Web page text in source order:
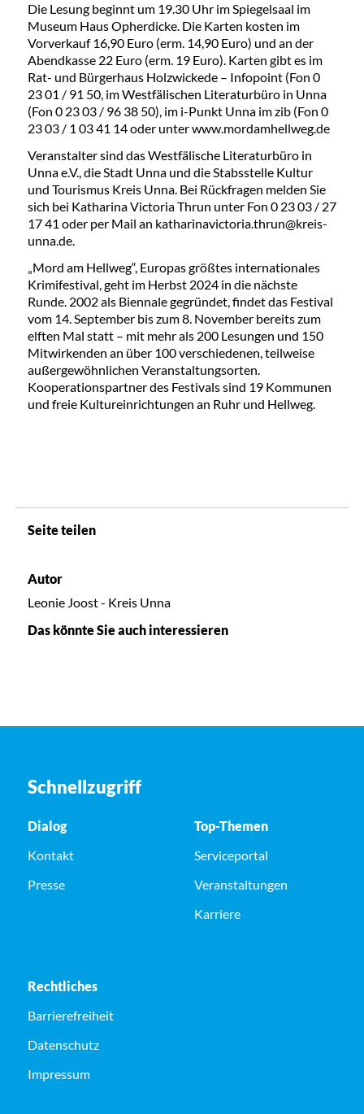
Die Lesung beginnt um 19.30 Uhr im Spiegelsaal im
Museum Haus Opherdicke. Die Karten kosten im
Vorverkauf 16,90 Euro (erm. 14,90 Euro) und an der
Abendkasse 22 Euro (erm. 19 Euro). Karten gibt es im
Rat- und Bürgerhaus Holzwickede – Infopoint (Fon 0
23 01 / 91 50, im Westfälischen Literaturbüro in Unna
(Fon 0 23 03 / 96 38 50), im i-Punkt Unna im zib (Fon 0
23 03 / 1 03 41 14 oder unter www.mordamhellweg.de
Veranstalter sind das Westfälische Literaturbüro in
Unna e.V., die Stadt Unna und die Stabsstelle Kultur
und Tourismus Kreis Unna. Bei Rückfragen melden Sie
sich bei Katharina Victoria Thrun unter Fon 0 23 03 / 27
17 41 oder per Mail an katharinavictoria.thrun@kreis-
unna.de.
„Mord am Hellweg“, Europas größtes internationales
Krimifestival, geht im Herbst 2024 in die nächste
Runde. 2002 als Biennale gegründet, findet das Festival
vom 14. September bis zum 8. November bereits zum
elften Mal statt – mit mehr als 200 Lesungen und 150
Mitwirkenden an über 100 verschiedenen, teilweise
außergewöhnlichen Veranstaltungsorten.
Kooperationspartner des Festivals sind 19 Kommunen
und freie Kultureinrichtungen an Ruhr und Hellweg.
Seite teilen
Autor
Leonie Joost - Kreis Unna
Das könnte Sie auch interessieren
Schnellzugriff
Dialog
Kontakt
Presse
Top-Themen
Serviceportal
Veranstaltungen
Karriere
Rechtliches
Barrierefreiheit
Datenschutz
Impressum